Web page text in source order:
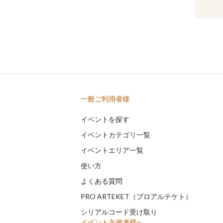
一般ご利用者様
イベントを探す
イベントカテゴリ一覧
イベントエリア一覧
使い方
よくある質問
PRO ARTEKET（プロアルテケト）
シリアルコード受け取り